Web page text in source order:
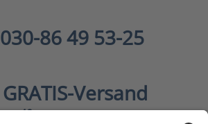
030-86 49 53-25
GRATIS-Versand
40